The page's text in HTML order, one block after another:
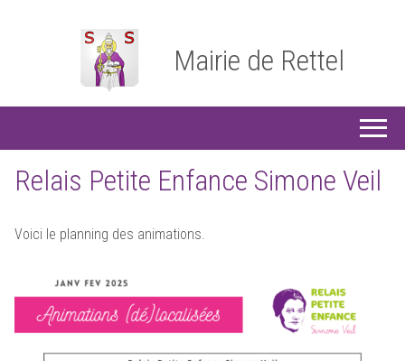
Mairie de Rettel
Relais Petite Enfance Simone Veil
Voici le planning des animations.